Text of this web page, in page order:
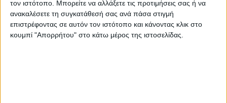
τον ιστότοπο. Μπορείτε να αλλάξετε τις προτιμήσεις σας ή να
ανακαλέσετε τη συγκατάθεσή σας ανά πάσα στιγμή
επιστρέφοντας σε αυτόν τον ιστότοπο και κάνοντας κλικ στο
κουμπί "Απορρήτου" στο κάτω μέρος της ιστοσελίδας.
ΚΑΡΔΙΤΣΑ